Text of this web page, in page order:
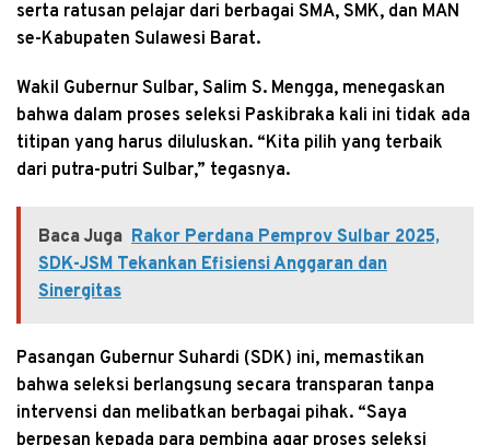
serta ratusan pelajar dari berbagai SMA, SMK, dan MAN
se-Kabupaten Sulawesi Barat.
Wakil Gubernur Sulbar, Salim S. Mengga, menegaskan
bahwa dalam proses seleksi Paskibraka kali ini tidak ada
titipan yang harus diluluskan. “Kita pilih yang terbaik
dari putra-putri Sulbar,” tegasnya.
Baca Juga Rakor Perdana Pemprov Sulbar 2025,
SDK-JSM Tekankan Efisiensi Anggaran dan
Sinergitas
Pasangan Gubernur Suhardi (SDK) ini, memastikan
bahwa seleksi berlangsung secara transparan tanpa
intervensi dan melibatkan berbagai pihak. “Saya